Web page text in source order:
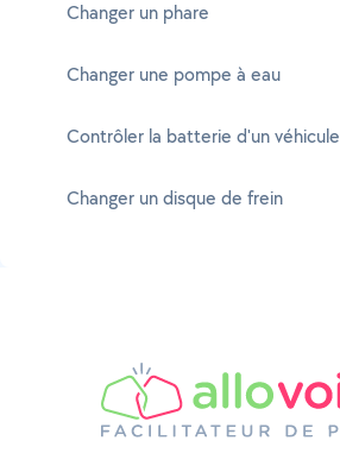
Changer un phare
Changer une pompe à eau
Contrôler la batterie d'un véhicule
Changer un disque de frein